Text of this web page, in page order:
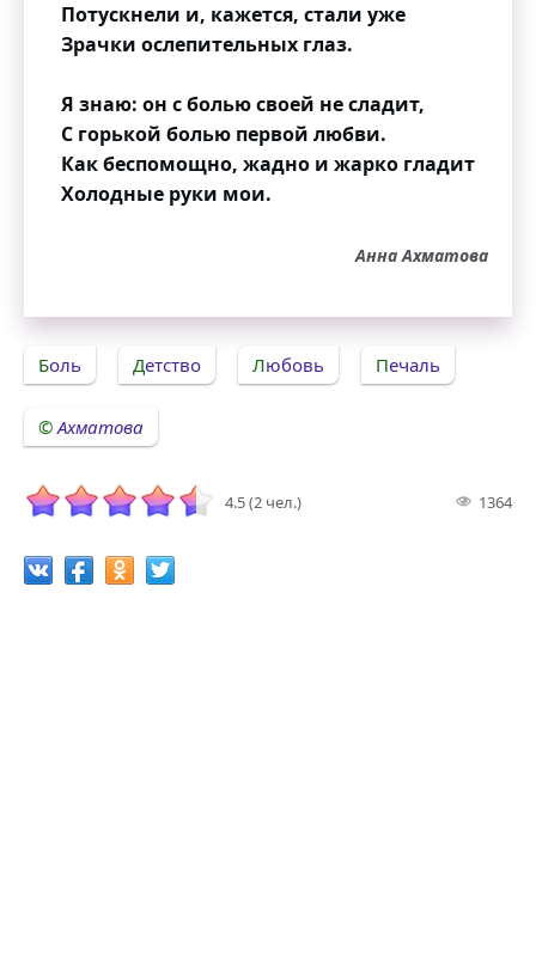
Потускнели и, кажется, стали уже
Зрачки ослепительных глаз.
Я знаю: он с болью своей не сладит,
С горькой болью первой любви.
Как беспомощно, жадно и жарко гладит
Холодные руки мои.
Анна Ахматова
Боль Детство Любовь Печаль
Ахматова
4.5 (2 чел.) 1364